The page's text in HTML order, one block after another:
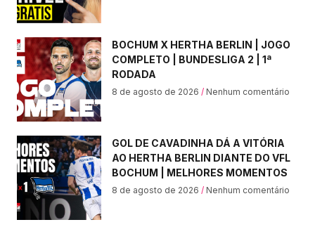
BOCHUM X HERTHA BERLIN | JOGO
COMPLETO | BUNDESLIGA 2 | 1ª
RODADA
8 de agosto de 2026 Nenhum comentário
GOL DE CAVADINHA DÁ A VITÓRIA
AO HERTHA BERLIN DIANTE DO VFL
BOCHUM | MELHORES MOMENTOS
8 de agosto de 2026 Nenhum comentário